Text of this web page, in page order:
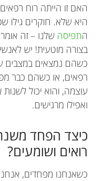
האם זו הייתה רוח
היא שלא. חוקרים גילו
התפיסה שלנו – זה
בצורה מוטעית! יש
כשהם נמצאים במצבים
רפאים, או כשהם כבר
עוצמה, והוא יכול
ואפילו מרגישים.
כיצד הפחד
רואים ושומעים?
כשאנחנו מפחדים,